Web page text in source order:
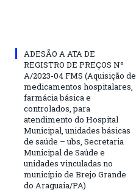
ADESÃO A ATA DE
REGISTRO DE PREÇOS Nº
A/2023-04 FMS (Aquisição de
medicamentos hospitalares,
farmácia básica e
controlados, para
atendimento do Hospital
Municipal, unidades básicas
de saúde – ubs, Secretaria
Municipal de Saúde e
unidades vinculadas no
município de Brejo Grande
do Araguaia/PA)